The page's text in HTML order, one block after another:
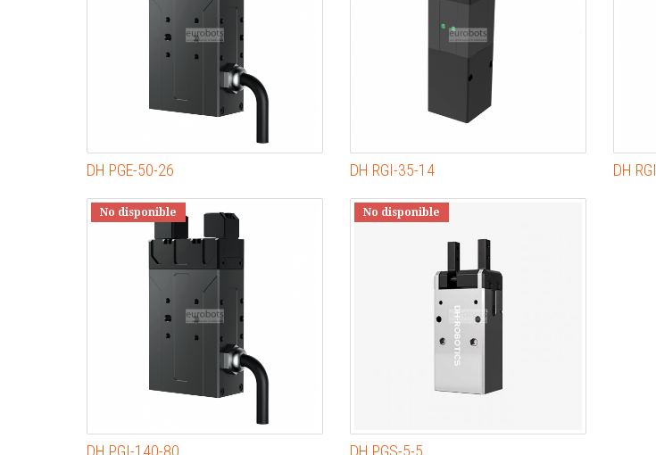
DH PGE-50-26 DH RGI-35-14 DH
No disponible
DH PGI-140-80
No disponible
DH PGS-5-5